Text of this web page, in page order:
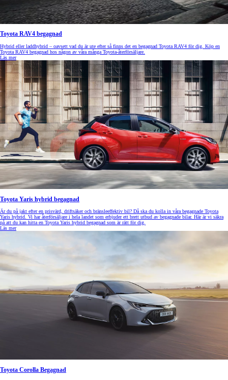
Toyota RAV4 begagnad
Hybrid eller laddhybrid – oavsett vad du är ute efter så finns det en begagnad Toyota RAV4 för dig. Köp en
Toyota RAV4 begagnad hos någon av våra många Toyota-återförsäljare.
Läs mer
Toyota Yaris hybrid begagnad
Är du på jakt efter en prisvärd, driftsäker och bränsleeffektiv bil? Då ska du kolla in våra begagnade Toyota
Yaris hybrid. Vi har återförsäljare i hela landet som erbjuder ett brett utbud av begagnade bilar. Här är vi säkra
på att du kan hitta en Toyota Yaris hybrid begagnad som är rätt för dig.
Läs mer
Toyota Corolla Begagnad